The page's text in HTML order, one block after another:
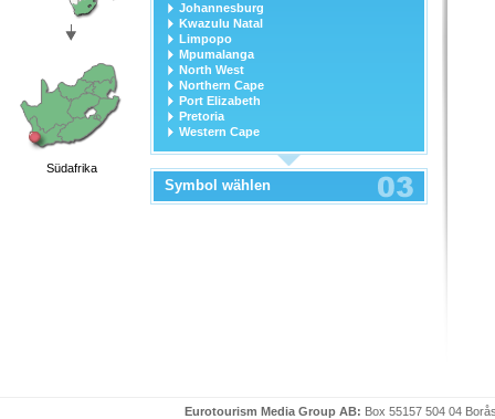
Südafrika
Johannesburg
Kwazulu Natal
Limpopo
Mpumalanga
North West
Northern Cape
Port Elizabeth
Pretoria
Western Cape
Symbol wählen
Eurotourism Media Group AB: Box 55157 504 04